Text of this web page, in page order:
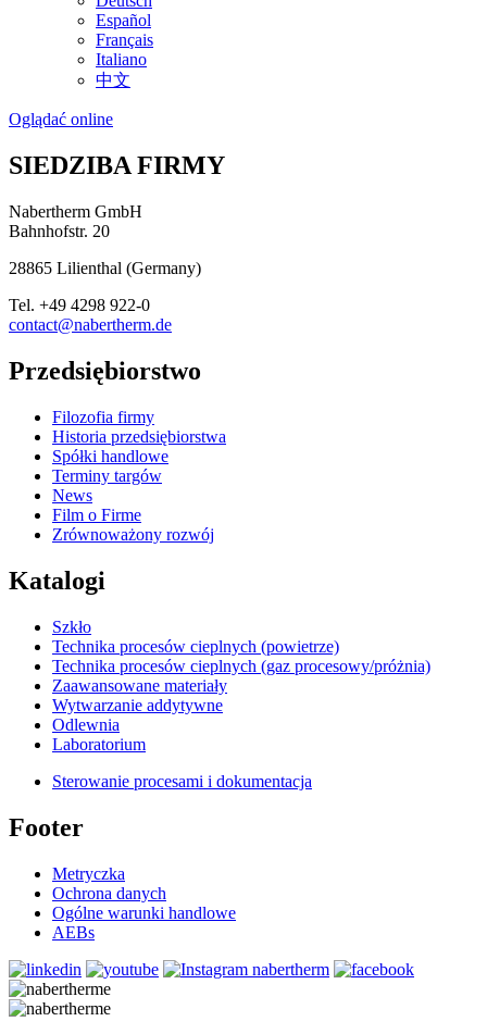
Español
Français
Italiano
中文
Oglądać online
SIEDZIBA FIRMY
Nabertherm GmbH
Bahnhofstr. 20
28865 Lilienthal (Germany)
Tel. +49 4298 922-0
contact@nabertherm.de
Przedsiębiorstwo
Filozofia firmy
Historia przedsiębiorstwa
Spółki handlowe
Terminy targów
News
Film o Firme
Zrównoważony rozwój
Katalogi
Szkło
Technika procesów cieplnych (powietrze)
Technika procesów cieplnych (gaz procesowy/próżnia)
Zaawansowane materiały
Wytwarzanie addytywne
Odlewnia
Laboratorium
Sterowanie procesami i dokumentacja
Footer
Metryczka
Ochrona danych
Ogólne warunki handlowe
AEBs